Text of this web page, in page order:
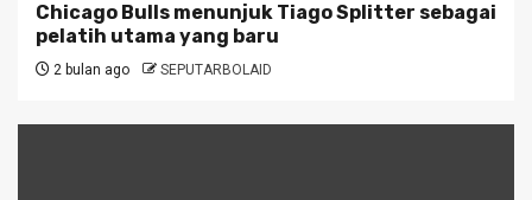
Chicago Bulls menunjuk Tiago Splitter sebagai
pelatih utama yang baru
2 bulan ago SEPUTARBOLAID